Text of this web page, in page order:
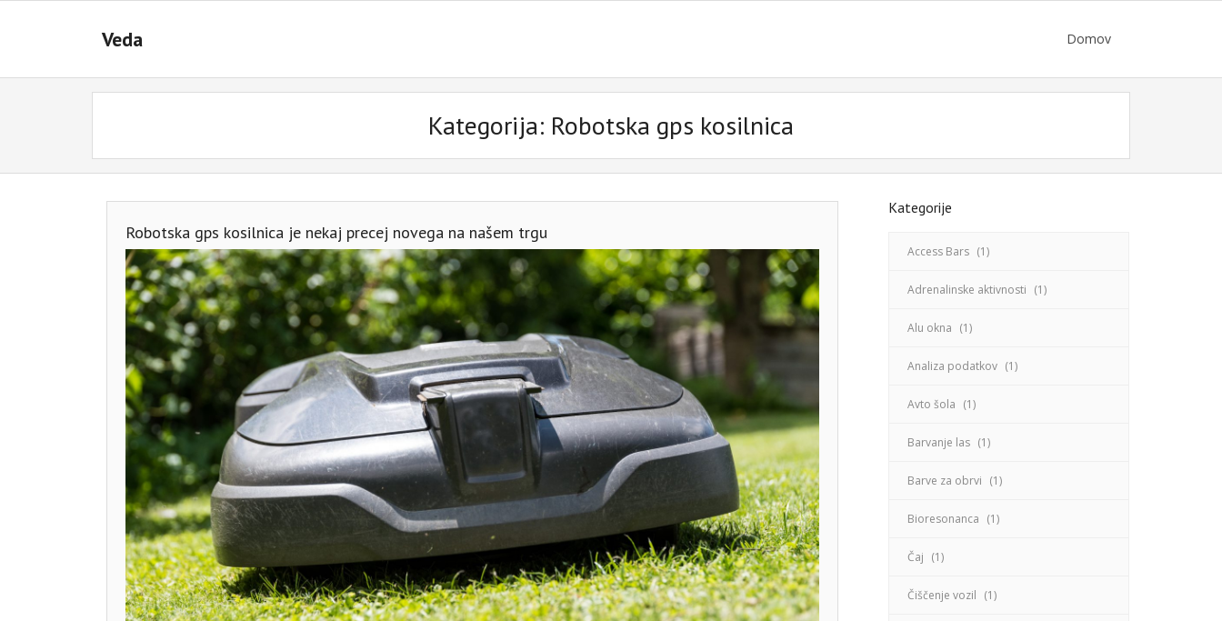
Veda Domov
Kategorija: Robotska gps kosilnica
Robotska gps kosilnica je nekaj precej novega na našem trgu
Kategorije
Access Bars (1)
Adrenalinske aktivnosti (1)
Alu okna (1)
Analiza podatkov (1)
Avto šola (1)
Barvanje las (1)
Barve za obrvi (1)
Bioresonanca (1)
Čaj (1)
Čiščenje vozil (1)